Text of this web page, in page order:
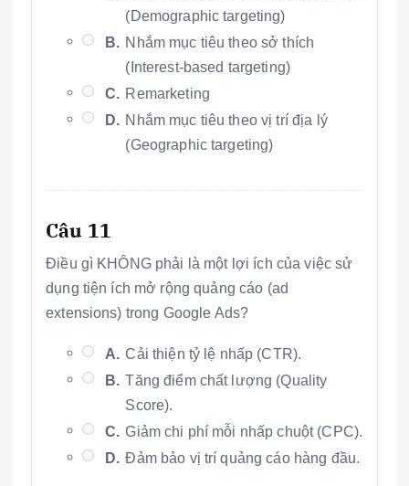
(Demographic targeting)
B. Nhắm mục tiêu theo sở thích
(Interest-based targeting)
C. Remarketing
D. Nhắm mục tiêu theo vị trí địa lý
(Geographic targeting)
Câu 11
Điều gì KHÔNG phải là một lợi ích của việc sử
dụng tiện ích mở rộng quảng cáo (ad
extensions) trong Google Ads?
A. Cải thiện tỷ lệ nhấp (CTR).
B. Tăng điểm chất lượng (Quality
Score).
C. Giảm chi phí mỗi nhấp chuột (CPC).
D. Đảm bảo vị trí quảng cáo hàng đầu.